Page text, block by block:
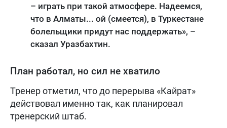
– играть при такой атмосфере. Надеемся,
что в Алматы... ой (смеется), в Туркестане
болельщики придут нас поддержать», –
сказал Уразбахтин.
План работал, но сил не хватило
Тренер отметил, что до перерыва «Кайрат»
действовал именно так, как планировал
тренерский штаб.